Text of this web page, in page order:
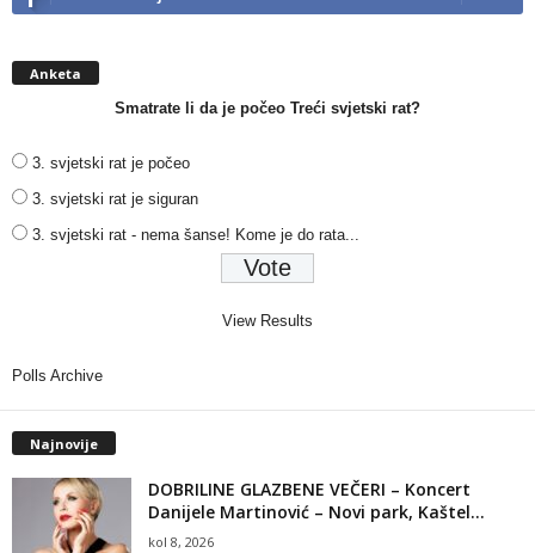
Anketa
Smatrate li da je počeo Treći svjetski rat?
3. svjetski rat je počeo
3. svjetski rat je siguran
3. svjetski rat - nema šanse! Kome je do rata...
View Results
Polls Archive
Najnovije
DOBRILINE GLAZBENE VEČERI – Koncert
Danijele Martinović – Novi park, Kaštel...
kol 8, 2026